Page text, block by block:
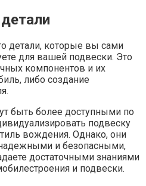
детали, которые вы сами
для вашей подвески. Это
компонентов и их
либо создание
быть более доступными по
подвеску
вождения. Однако, они
и безопасными,
достаточными знаниями
и подвески.